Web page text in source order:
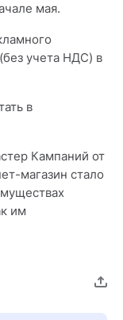
мая.
учета НДС) в
в
Кампаний от
магазин стало
им